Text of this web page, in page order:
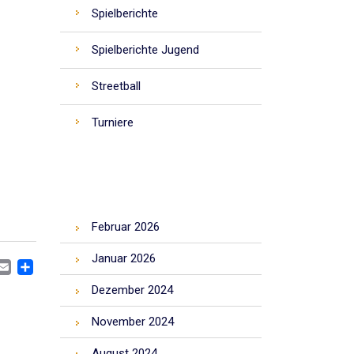
EMAIL
TEILEN
Spielberichte
Spielberichte Jugend
Streetball
Turniere
Februar 2026
Januar 2026
Dezember 2024
November 2024